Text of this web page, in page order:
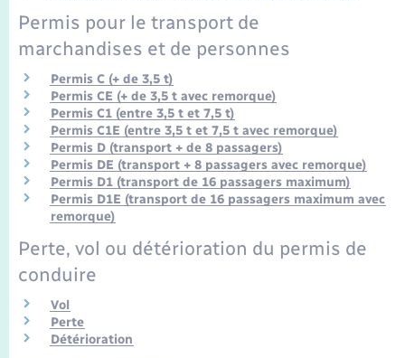
Permis pour le transport de
marchandises et de personnes
Permis C (+ de 3,5 t)
Permis CE (+ de 3,5 t avec remorque)
Permis C1 (entre 3,5 t et 7,5 t)
Permis C1E (entre 3,5 t et 7,5 t avec remorque)
Permis D (transport + de 8 passagers)
Permis DE (transport + 8 passagers avec remorque)
Permis D1 (transport de 16 passagers maximum)
Permis D1E (transport de 16 passagers maximum avec
remorque)
Perte, vol ou détérioration du permis de
conduire
Vol
Perte
Détérioration